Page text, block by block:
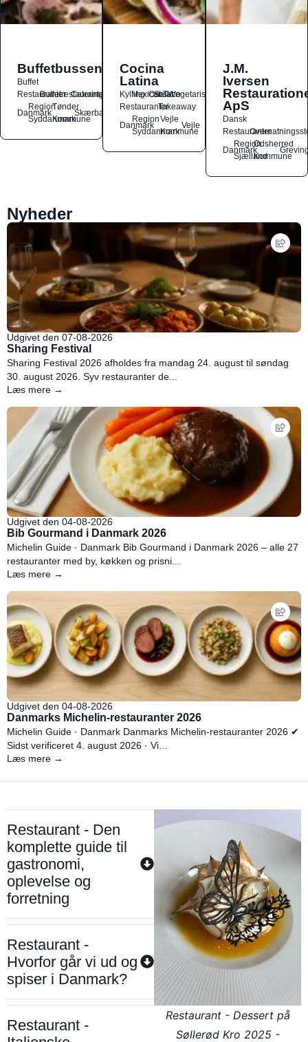
Buffetbussen
Buffet
Restauranter
Buffetrestauranter
Catering
Danmark
Region
Syddanmark
Tønder
Kommune
Skærbæk
Cocina
Latina
Kylling
Mexicansk
OstSalat
TacoVegetarisk
RestauranterTakeaway
Danmark
Region
Syddanmark
Vejle
Kommune
Vejle
J.M.
Iversen
ApS
Dansk
Restauranter
Danmark
Region
Sjælland
Odsherred
Kommune
Nyheder
Udgivet den 07-08-2026
Sharing Festival
Sharing Festival 2026 afholdes fra mandag 24. august til søndag
30. august 2026. Syv restauranter de...
Læs mere →
Udgivet den 04-08-2026
Bib Gourmand i Danmark 2026
Michelin Guide · Danmark Bib Gourmand i Danmark 2026 – alle 27
restauranter med by, køkken og prisni...
Læs mere →
Udgivet den 04-08-2026
Danmarks Michelin-restauranter 2026
Michelin Guide · Danmark Danmarks Michelin-restauranter 2026 ✔
Sidst verificeret 4. august 2026 · Vi...
Læs mere →
Restaurant - Den
komplette guide til
gastronomi,
oplevelse og
forretning
Restaurant -
Hvorfor går vi ud og
spiser i Danmark?
Restaurant -
Restaurant - Dessert på
Søllerød Kro 2025 -